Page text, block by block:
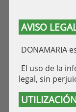
AVISO
DONAMARIA
El uso de la
legal, sin